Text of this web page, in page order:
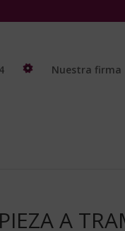
Nuestra firma
A